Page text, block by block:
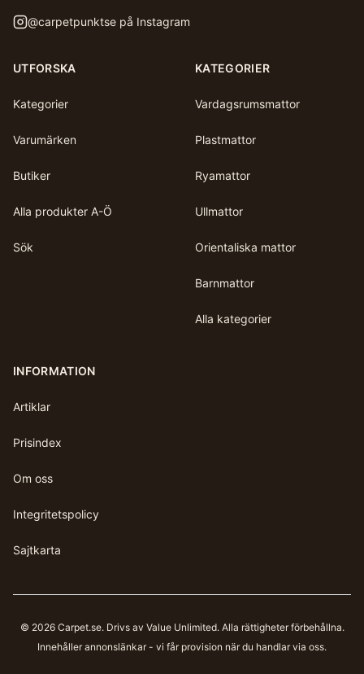
@carpetpunktse på Instagram
UTFORSKA
Kategorier
Varumärken
Butiker
Alla produkter A-Ö
Sök
KATEGORIER
Vardagsrumsmattor
Plastmattor
Ryamattor
Ullmattor
Orientaliska mattor
Barnmattor
Alla kategorier
INFORMATION
Artiklar
Prisindex
Om oss
Integritetspolicy
Sajtkarta
© 2026 Carpet.se. Drivs av Value Unlimited. Alla rättigheter förbehållna.
Innehåller annonslänkar - vi får provision när du handlar via oss.